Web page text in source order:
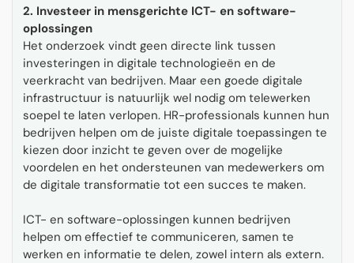
2. Investeer in mensgerichte ICT- en software-
oplossingen
Het onderzoek vindt geen directe link tussen
investeringen in digitale technologieën en de
veerkracht van bedrijven. Maar een goede digitale
infrastructuur is natuurlijk wel nodig om telewerken
soepel te laten verlopen. HR-professionals kunnen hun
bedrijven helpen om de juiste digitale toepassingen te
kiezen door inzicht te geven over de mogelijke
voordelen en het ondersteunen van medewerkers om
de digitale transformatie tot een succes te maken.
ICT- en software-oplossingen kunnen bedrijven
helpen om effectief te communiceren, samen te
werken en informatie te delen, zowel intern als extern.